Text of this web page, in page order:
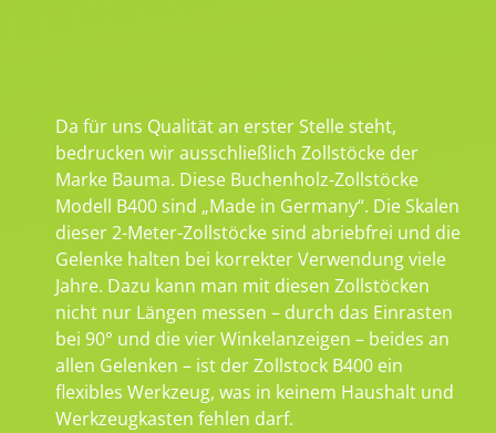
Da für uns Qualität an erster Stelle steht,
bedrucken wir ausschließlich Zollstöcke der
Marke Bauma. Diese Buchenholz-Zollstöcke
Modell B400 sind „Made in Germany“. Die Skalen
dieser 2-Meter-Zollstöcke sind abriebfrei und die
Gelenke halten bei korrekter Verwendung viele
Jahre. Dazu kann man mit diesen Zollstöcken
nicht nur Längen messen – durch das Einrasten
bei 90° und die vier Winkelanzeigen – beides an
allen Gelenken – ist der Zollstock B400 ein
flexibles Werkzeug, was in keinem Haushalt und
Werkzeugkasten fehlen darf.